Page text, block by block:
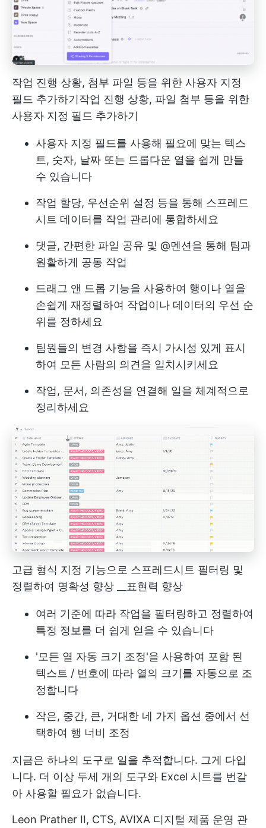
작업 진행 상황, 첨부 파일 등을 위한 사용자 지정
필드 추가하기작업 진행 상황, 파일 첨부 등을 위한
사용자 지정 필드 추가하기
사용자 지정 필드를 사용해 필요에 맞는 텍스
트, 숫자, 날짜 또는 드롭다운 열을 쉽게 만들
수 있습니다
작업 할당, 우선순위 설정 등을 통해 스프레드
시트 데이터를 작업 관리에 통합하세요
댓글, 간편한 파일 공유 및 @멘션을 통해 팀과
원활하게 공동 작업
드래그 앤 드롭 기능을 사용하여 행이나 열을
손쉽게 재정렬하여 작업이나 데이터의 우선 순
위를 정하세요
팀원들의 변경 사항을 즉시 가시성 있게 표시
하여 모든 사람의 의견을 일치시키세요
작업, 문서, 의존성을 연결해 일을 체계적으로
정리하세요
고급 형식 지정 기능으로 스프레드시트 필터링 및
정렬하여 명확성 향상 __표현력 향상
여러 기준에 따라 작업을 필터링하고 정렬하여
특정 정보를 더 쉽게 얻을 수 있습니다
'모든 열 자동 크기 조정'을 사용하여 포함 된
텍스트 / 번호에 따라 열의 크기를 자동으로 조
정합니다
작은, 중간, 큰, 거대한 네 가지 옵션 중에서 선
택하여 행 너비 조정
지금은 하나의 도구로 일을 추적합니다. 그게 다입
니다. 더 이상 두세 개의 도구와 Excel 시트를 번갈
아 사용할 필요가 없습니다.
Leon Prather II, CTS, AVIXA 디지털 제품 운영 관